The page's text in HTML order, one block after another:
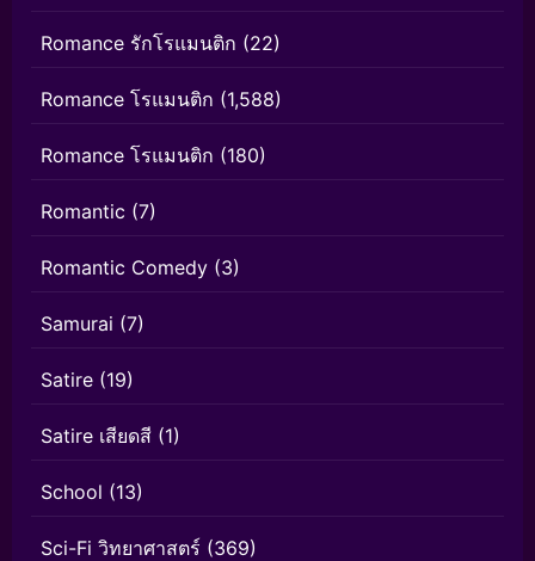
Romance รักโรแมนติก (22)
Romance โรแมนติก (1,588)
Romance โรแมนติก (180)
Romantic (7)
Romantic Comedy (3)
Samurai (7)
Satire (19)
Satire เสียดสี (1)
School (13)
Sci-Fi วิทยาศาสตร์ (369)